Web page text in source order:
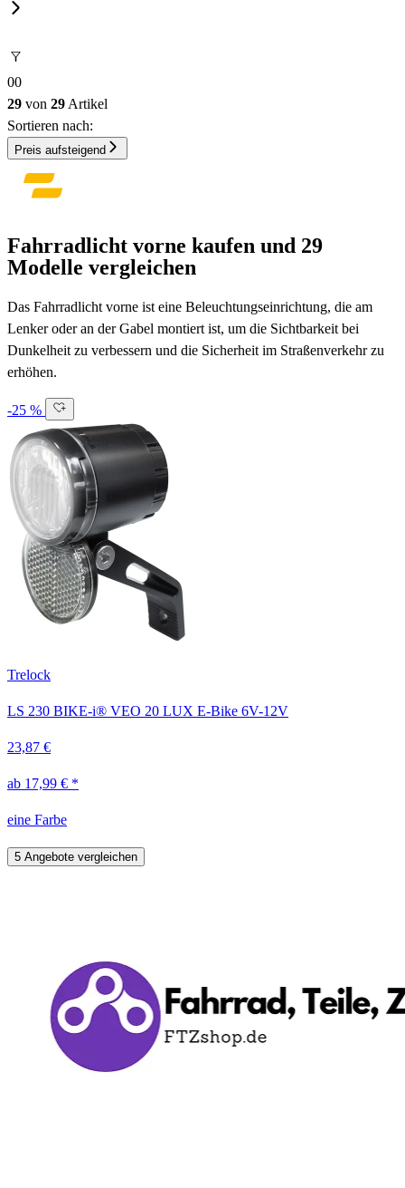
00
29 von 29 Artikel
Sortieren nach:
Preis aufsteigend
Fahrradlicht vorne kaufen und 29
Modelle vergleichen
Das Fahrradlicht vorne ist eine Beleuchtungseinrichtung, die am
Lenker oder an der Gabel montiert ist, um die Sichtbarkeit bei
Dunkelheit zu verbessern und die Sicherheit im Straßenverkehr zu
erhöhen.
-25 %
Trelock
LS 230 BIKE-i® VEO 20 LUX E-Bike 6V-12V
23,87 €
ab 17,99 € *
eine Farbe
5 Angebote vergleichen